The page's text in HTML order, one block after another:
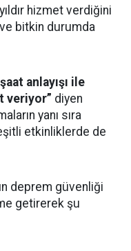
hizmet verdiğini
ve bitkin durumda
anlayışı ile
veriyor” diyen
yanı sıra
etkinliklerde de
deprem güvenliği
getirerek şu